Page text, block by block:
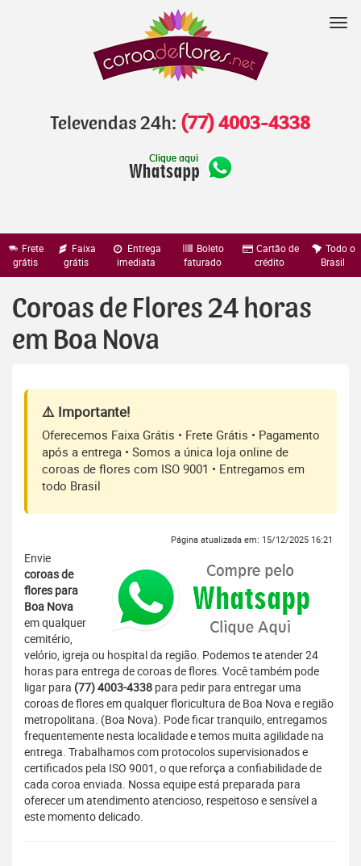
Televendas 24h: (77) 4003-4338
Frete
grátis
Faixa
grátis
Entrega
imediata
Boleto
faturado
Cartão de
crédito
Todo o
Brasil
Coroas de Flores 24 horas
em Boa Nova
⚠️ Importante!
Oferecemos Faixa Grátis • Frete Grátis • Pagamento
após a entrega • Somos a única loja online de
coroas de flores com ISO 9001 • Entregamos em
todo Brasil
Página atualizada em: 15/12/2025 16:21
Envie
coroas de
flores para
Boa Nova
em qualquer
cemitério,
velório, igreja ou hospital da região. Podemos te atender 24
horas para entrega de coroas de flores. Você também pode
ligar para (77) 4003-4338 para pedir para entregar uma
coroas de flores em qualquer floricultura de Boa Nova e região
metropolitana. (Boa Nova). Pode ficar tranquilo, entregamos
frequentemente nesta localidade e temos muita agilidade na
entrega. Trabalhamos com protocolos supervisionados e
certificados pela ISO 9001, o que reforça a confiabilidade de
cada coroa enviada. Nossa equipe está preparada para
oferecer um atendimento atencioso, respeitoso e sensível a
este momento delicado.